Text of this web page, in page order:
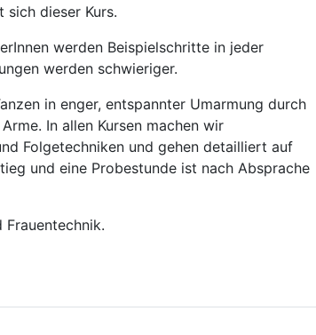
sich dieser Kurs.
werden Beispielschritte in jeder
werden schwieriger.
in enger, entspannter Umarmung durch
In allen Kursen machen wir
Folgetechniken und gehen detailliert auf
und eine Probestunde ist nach Absprache
Frauentechnik.